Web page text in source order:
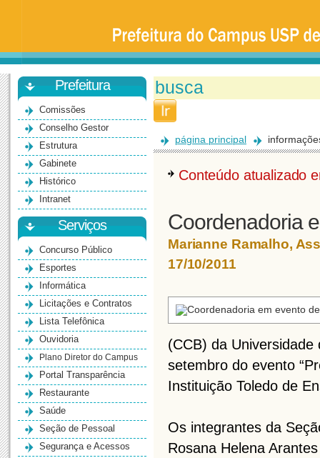
Universidade
São
Paulo
-
BauruPrefeitura
Comissões
Conselho Gestor
Estrutura
Gabinete
Histórico
Intranet
Serviços
Concurso Público
Esportes
Informática
Licitações e Contratos
Lista Telefônica
Ouvidoria
Plano Diretor do Campus
Portal Transparência
Restaurante
Saúde
Seção de Pessoal
Segurança e Acessos
página principal
Conteúdo atualizado
Coordenadoria
Marianne Ramalho,
17/10/2011
(CCB) da
setembro do evento
Instituição Toledo de
Os integrantes da
Rosana Helena